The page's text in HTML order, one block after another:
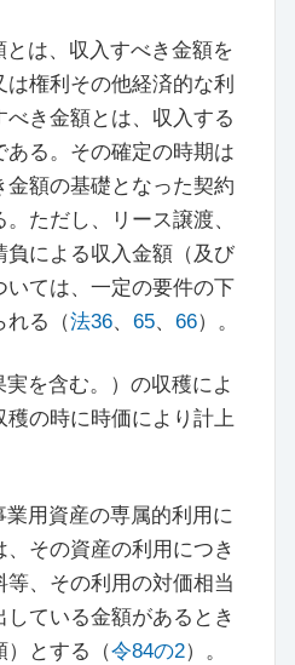
は、収入すべき金額を
権利その他経済的な利
き金額とは、収入する
る。その確定の時期は
金額の基礎となった契約
ただし、リース譲渡、
による収入金額（及び
いては、一定の要件の下
れる（法36、 65、 66）。
を含む。）の収穫によ
穫の時に時価により計上
用資産の専属的利用に
その資産の利用につき
、その利用の対価相当
ている金額があるとき
）とする（令84の2）。